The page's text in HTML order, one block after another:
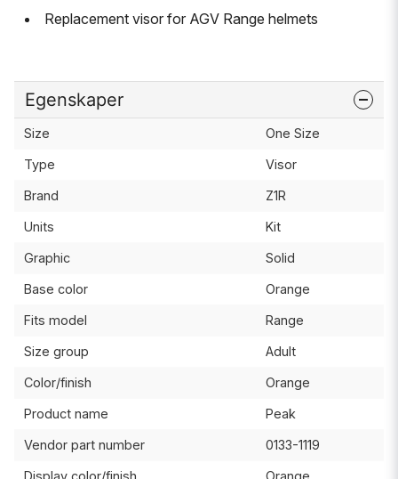
Replacement visor for AGV Range helmets
Egenskaper
Size One Size
Type Visor
Brand Z1R
Units Kit
Graphic Solid
Base color Orange
Fits model Range
Size group Adult
Color/finish Orange
Product name Peak
Vendor part number 0133-1119
Display color/finish Orange